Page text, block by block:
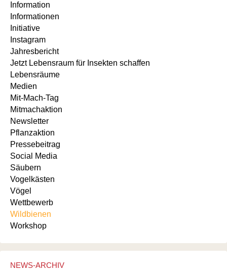
Information
Informationen
Initiative
Instagram
Jahresbericht
Jetzt Lebensraum für Insekten schaffen
Lebensräume
Medien
Mit-Mach-Tag
Mitmachaktion
Newsletter
Pflanzaktion
Pressebeitrag
Social Media
Säubern
Vogelkästen
Vögel
Wettbewerb
Wildbienen
Workshop
NEWS-ARCHIV